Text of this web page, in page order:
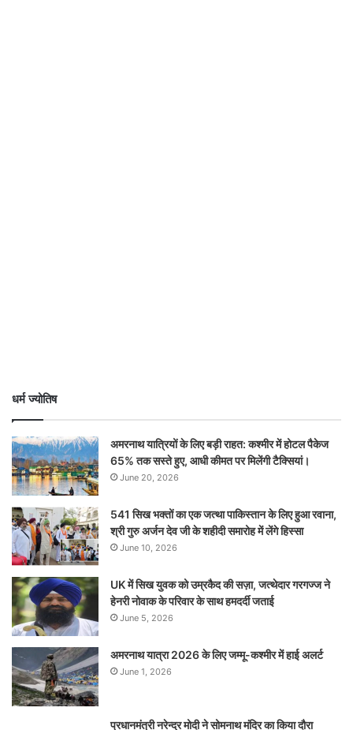
धर्म ज्योतिष
अमरनाथ यात्रियों के लिए बड़ी राहत: कश्मीर में होटल पैकेज
65% तक सस्ते हुए, आधी कीमत पर मिलेंगी टैक्सियां।
June 20, 2026
541 सिख भक्तों का एक जत्था पाकिस्तान के लिए हुआ रवाना,
श्री गुरु अर्जन देव जी के शहीदी समारोह में लेंगे हिस्सा
June 10, 2026
UK में सिख युवक को उम्रकैद की सज़ा, जत्थेदार गरगज्ज ने
हेनरी नोवाक के परिवार के साथ हमदर्दी जताई
June 5, 2026
अमरनाथ यात्रा 2026 के लिए जम्मू-कश्मीर में हाई अलर्ट
June 1, 2026
प्रधानमंत्री नरेन्‍द्र मोदी ने सोमनाथ मंदिर का किया दौरा